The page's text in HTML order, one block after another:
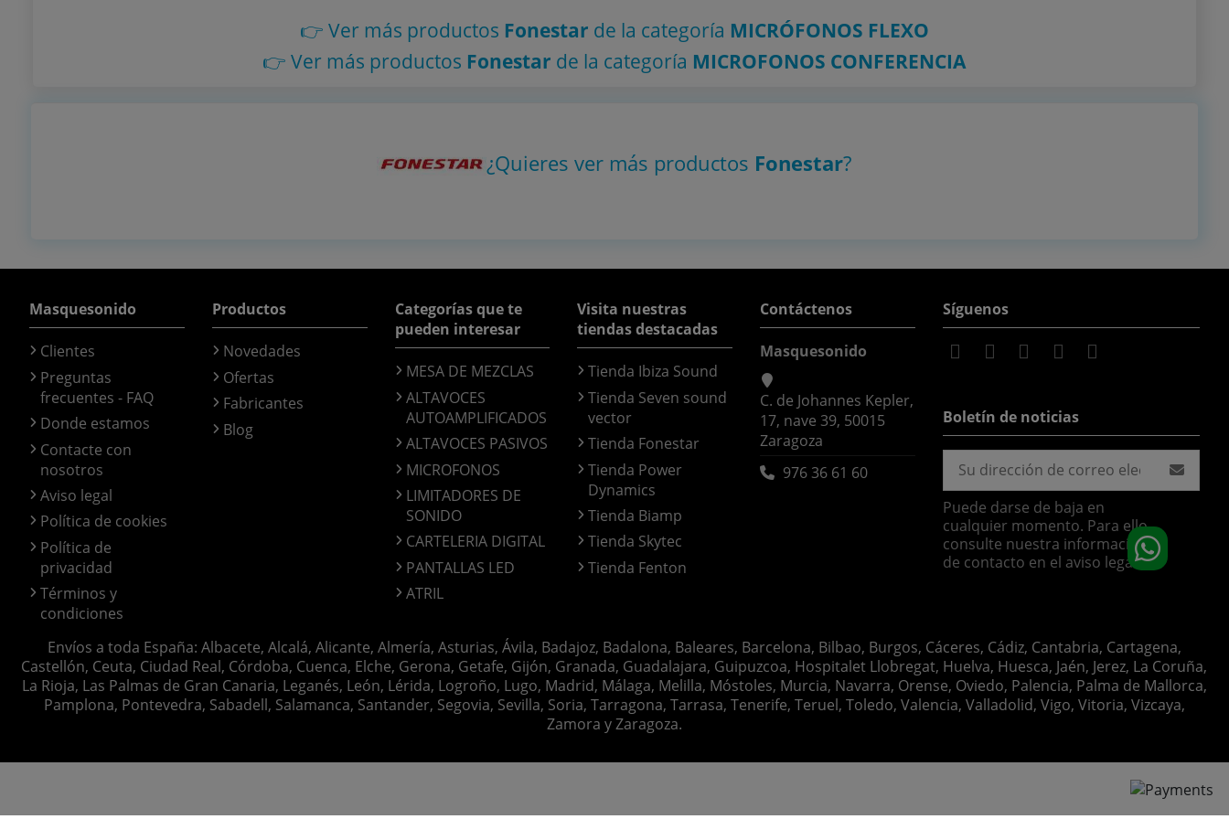
👉 Ver más productos Fonestar de la categoría MICRÓFONOS FLEXO
👉 Ver más productos Fonestar de la categoría MICROFONOS CONFERENCIA
¿Quieres ver más productos Fonestar?
Masquesonido
Clientes
Preguntas
frecuentes - FAQ
Donde estamos
Contacte con
nosotros
Aviso legal
Política de cookies
Política de
privacidad
Términos y
condiciones
Productos
Novedades
Ofertas
Fabricantes
Blog
Categorías que te
pueden interesar
MESA DE MEZCLAS
ALTAVOCES
AUTOAMPLIFICADOS
ALTAVOCES PASIVOS
MICROFONOS
LIMITADORES DE
SONIDO
CARTELERIA DIGITAL
PANTALLAS LED
ATRIL
Visita nuestras
tiendas destacadas
Tienda Ibiza Sound
Tienda Seven sound
vector
Tienda Fonestar
Tienda Power
Dynamics
Tienda Biamp
Tienda Skytec
Tienda Fenton
Contáctenos
Masquesonido
C. de Johannes Kepler,
17, nave 39, 50015
Zaragoza
976 36 61 60
Síguenos
Boletín de noticias
Puede darse de baja en
cualquier momento. Para ello,
consulte nuestra información
de contacto en el aviso legal.
Envíos a toda España: Albacete, Alcalá, Alicante, Almería, Asturias, Ávila, Badajoz, Badalona, Baleares, Barcelona, Bilbao, Burgos, Cáceres, Cádiz, Cantabria, Cartagena,
Castellón, Ceuta, Ciudad Real, Córdoba, Cuenca, Elche, Gerona, Getafe, Gijón, Granada, Guadalajara, Guipuzcoa, Hospitalet Llobregat, Huelva, Huesca, Jaén, Jerez, La Coruña,
La Rioja, Las Palmas de Gran Canaria, Leganés, León, Lérida, Logroño, Lugo, Madrid, Málaga, Melilla, Móstoles, Murcia, Navarra, Orense, Oviedo, Palencia, Palma de Mallorca,
Pamplona, Pontevedra, Sabadell, Salamanca, Santander, Segovia, Sevilla, Soria, Tarragona, Tarrasa, Tenerife, Teruel, Toledo, Valencia, Valladolid, Vigo, Vitoria, Vizcaya,
Zamora y Zaragoza.